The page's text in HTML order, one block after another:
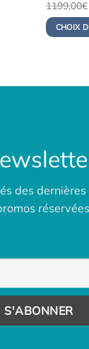
1199,00€
CHOIX
des